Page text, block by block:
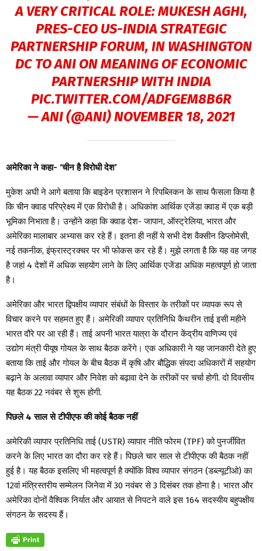
A VERY CRITICAL ROLE: MUKESH AGHI,
PRES-CEO US-INDIA STRATEGIC
PARTNERSHIP FORUM, IN WASHINGTON
DC TO ANI ON MEANING OF ECONOMIC
PARTNERSHIP WITH INDIA
PIC.TWITTER.COM/ADFGEM8B6R
— ANI (@ANI)NOVEMBER 18, 2021
अमेरिका ने कहा- ‘चीन है विरोधी देश’
मुकेश अघी ने आगे बताया कि बाइडेन प्रशासन ने रिपब्लिकन के साथ फैसला किया है
कि चीन क्वाड परिप्रेक्ष्य में एक विरोधी है। अधिकांश आर्थिक एजेंडा क्वाड में एक बड़ी
भूमिका निभाता है। उन्होंने कहा कि क्वाड देश- जापान, ऑस्ट्रेलिया, भारत और
अमेरिका मालाबार अभ्यास कर रहे हैं। इतना ही नहीं ये सभी देश वैक्सीन डिप्लोमेसी,
नई तकनीक, इंफ्रास्ट्रक्चर पर भी फोकस कर रहे हैं। मुझे लगता है कि यह वह जगह
है जहां 4 देशों में अधिक सहयोग लाने के लिए आर्थिक एजेंडा अधिक महत्वपूर्ण हो जाता
है।
अमेरिका और भारत द्विपक्षीय व्यापार संबंधों के विस्तार के तरीकों पर व्यापक रूप से
विचार करने पर सहमत हुए हैं। अमेरिकी व्यापार प्रतिनिधि कैथरीन ताई इसी महीने
भारत दौरे पर आ रही हैं। ताई अपनी भारत यात्रा के दौरान केंद्रीय वाणिज्य एवं
उद्योग मंत्री पीयूष गोयल के साथ बैठक करेंगे। एक अधिकारी ने यह जानकारी देते हुए
बताया कि ताई और गोयल के बीच बैठक में कृषि और बौद्धिक संपदा अधिकारों में सहयोग
बढ़ाने के अलावा व्यापार और निवेश को बढ़ावा देने के तरीकों पर चर्चा होगी. दो दिवसीय
यह बैठक 22 नवंबर से शुरू होगी.
पिछले 4 साल से टीपीएफ की कोई बैठक नहीं
अमेरिकी व्यापार प्रतिनिधि ताई (USTR) व्यापार नीति फोरम (TPF) को पुनर्जीवित
करने के लिए भारत का दौरा कर रहे हैं। पिछले चार साल से टीपीएफ की बैठक नहीं
हुई है। यह बैठक इसलिए भी महत्वपूर्ण है क्योंकि विश्व व्यापार संगठन (डब्ल्यूटीओ) का
12वां मंत्रिस्तरीय सम्मेलन जिनेवा में 30 नवंबर से 3 दिसंबर तक होना है। भारत और
अमेरिका दोनों वैश्विक निर्यात और आयात से निपटने वाले इस 164 सदस्यीय बहुपक्षीय
संगठन के सदस्य हैं।